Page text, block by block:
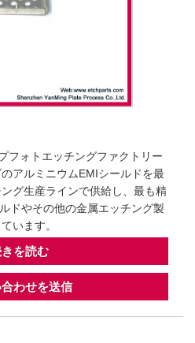
フォトエッチングファクトリー
アルミニウムEMIシールドを最
グ生産ラインで供給し、最も精
ドやその他の金属エッチング製
います。
を読む
わせを送信